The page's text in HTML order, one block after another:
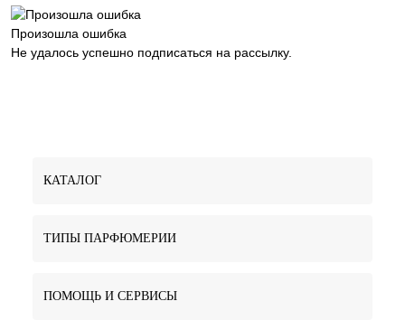
Произошла ошибка
Не удалось успешно подписаться на рассылку.
КАТАЛОГ
ТИПЫ ПАРФЮМЕРИИ
ПОМОЩЬ И СЕРВИСЫ